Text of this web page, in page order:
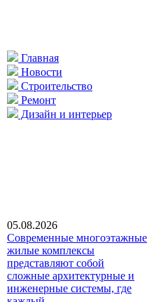
Главная
Новости
Строительство
Ремонт
Дизайн и интерьер
05.08.2026
Современные многоэтажные
жилые комплексы
представляют собой
сложные архитектурные и
инженерные системы, где